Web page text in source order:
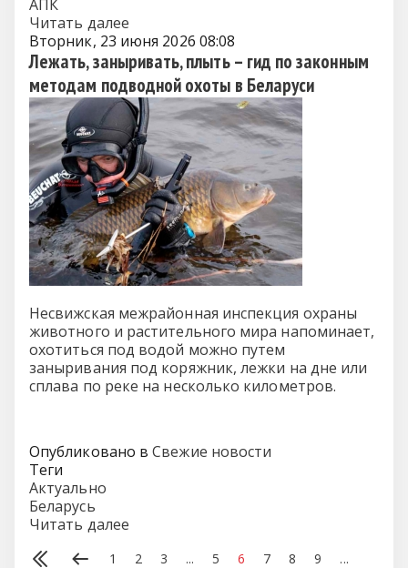
АПК
Читать далее
Вторник, 23 июня 2026 08:08
Лежать, заныривать, плыть – гид по законным
методам подводной охоты в Беларуси
Несвижская межрайонная инспекция охраны
животного и растительного мира напоминает,
охотиться под водой можно путем
заныривания под коряжник, лежки на дне или
сплава по реке на несколько километров.
Опубликовано в Свежие новости
Теги
Актуально
Беларусь
Читать далее
1 2 3 ... 5 6 7 8 9 ...